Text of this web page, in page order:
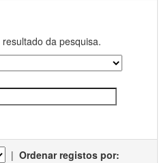
da pesquisa.
| Ordenar registos por: